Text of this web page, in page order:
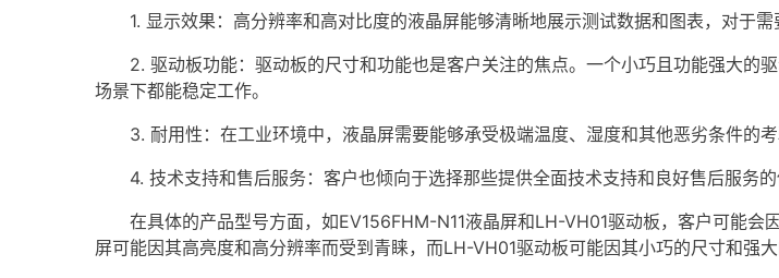
1. 显示效果：高分辨率和高对比度的液晶屏能够清晰地展示测试数据和图表，对于需
2. 驱动板功能：驱动板的尺寸和功能也是客户关注的焦点。一个小巧且功能强大的
场景下都能稳定工作。
3. 耐用性：在工业环境中，液晶屏需要能够承受极端温度、湿度和其他恶劣条件的考
4. 技术支持和售后服务：客户也倾向于选择那些提供全面技术支持和良好售后服务的
在具体的产品型号方面，如EV156FHM-N11液晶屏和LH-VH01驱动板，客户可能会
屏可能因其高亮度和高分辨率而受到青睐，而LH-VH01驱动板可能因其小巧的尺寸和强大